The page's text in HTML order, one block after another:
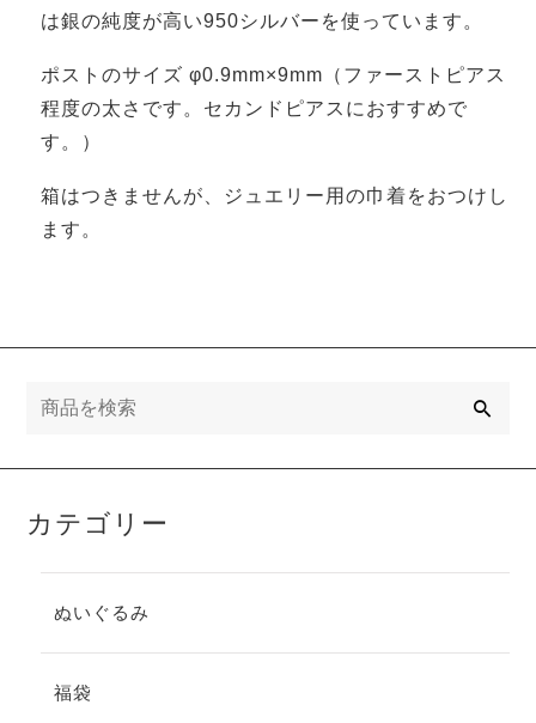
は銀の純度が高い950シルバーを使っています。
ポストのサイズ φ0.9mm×9mm（ファーストピアス
程度の太さです。セカンドピアスにおすすめで
す。）
箱はつきませんが、ジュエリー用の巾着をおつけし
ます。
カテゴリー
ぬいぐるみ
福袋